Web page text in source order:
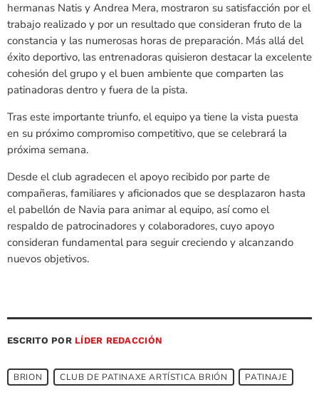
hermanas Natis y Andrea Mera, mostraron su satisfacción por el
trabajo realizado y por un resultado que consideran fruto de la
constancia y las numerosas horas de preparación. Más allá del
éxito deportivo, las entrenadoras quisieron destacar la excelente
cohesión del grupo y el buen ambiente que comparten las
patinadoras dentro y fuera de la pista.
Tras este importante triunfo, el equipo ya tiene la vista puesta
en su próximo compromiso competitivo, que se celebrará la
próxima semana.
Desde el club agradecen el apoyo recibido por parte de
compañeras, familiares y aficionados que se desplazaron hasta
el pabellón de Navia para animar al equipo, así como el
respaldo de patrocinadores y colaboradores, cuyo apoyo
consideran fundamental para seguir creciendo y alcanzando
nuevos objetivos.
ESCRITO POR LÍDER REDACCIÓN
BRION CLUB DE PATINAXE ARTÍSTICA BRIÓN PATINAJE